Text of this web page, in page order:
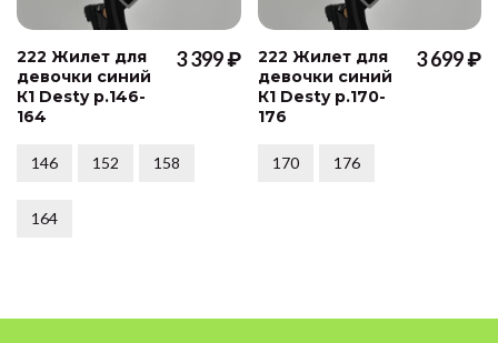
222 Жилет для
девочки синий
К1 Desty р.146-
164
3 399 ₽
146 152 158
164
222 Жилет для
девочки синий
К1 Desty р.170-
176
3 699 ₽
170 176